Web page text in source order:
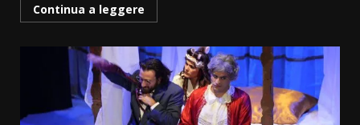
Continua a leggere